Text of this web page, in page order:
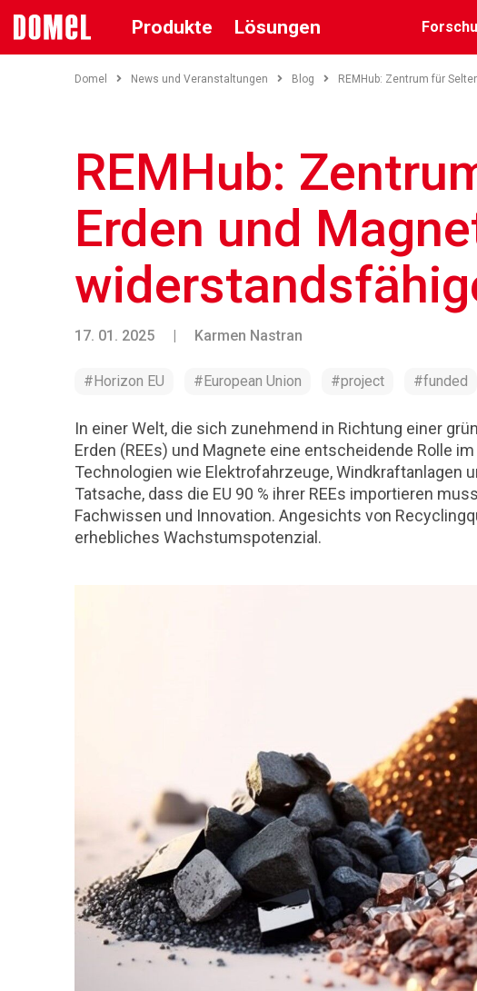
Produkte Lösungen
Domel News und Veranstaltungen Blog REMHub: Zentrum für
REMHub:
Erden und
17. 01. 2025 | Karmen Nastran
#Horizon EU #European Union #project #funded
In einer Welt, die sich zunehmend in Richtung einer
Erden (REEs) und Magnete eine entscheidende Rolle
Technologien wie Elektrofahrzeuge, Windkraftanlagen
Tatsache, dass die EU 90 % ihrer REEs importieren
Fachwissen und Innovation. Angesichts von
erhebliches Wachstumspotenzial.